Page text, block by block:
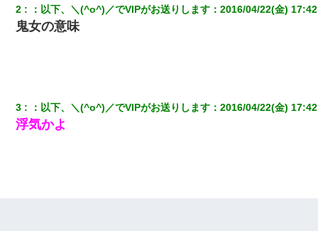
2 ： 以下、＼(^o^)／でVIPがお送りします ：2016/04/22(金)
鬼女の意味
3 ： 以下、＼(^o^)／でVIPがお送りします ：2016/04/22(金)
浮気かよ